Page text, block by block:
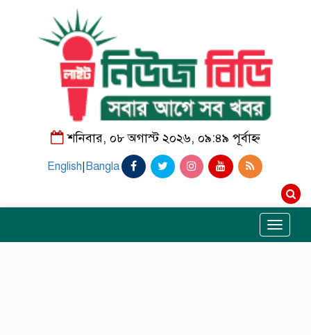
শনিবার, ০৮ অগাস্ট ২০২৬, ০৯:৪৯ পূর্বাহ্ন
English Bangla
Toggle